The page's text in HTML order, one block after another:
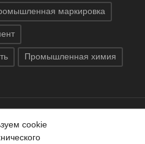
маркировка
Промышленная химия
ГК «Индатэк»
с сайта запрещено.
cookie